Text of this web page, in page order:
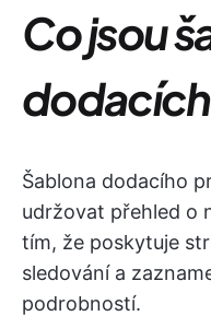
Co jsou
Šablona dodacího
udržovat přehled o
tím, že poskytuje
sledování a
podrobností.